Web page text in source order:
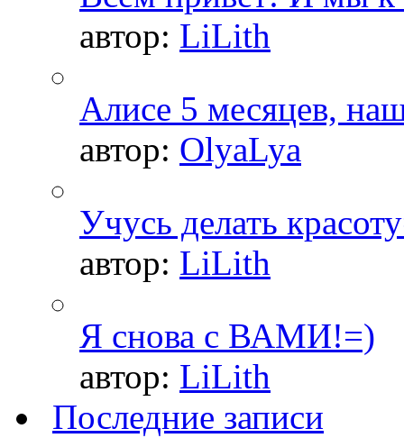
автор: LiLith
Алисе 5 месяцев,
автор: OlyaLya
Учусь делать
автор: LiLith
Я снова с ВАМИ!=)
автор: LiLith
Последние записи